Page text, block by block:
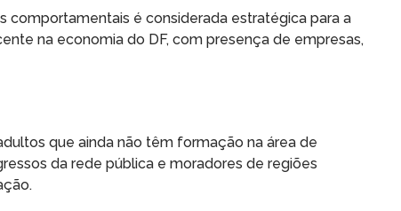
é considerada estratégica para a
na economia do DF, com presença de empresas,
que ainda não têm formação na área de
da rede pública e moradores de regiões